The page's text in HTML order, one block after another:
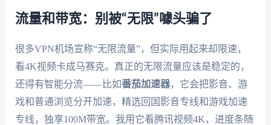
流量和带宽：别被“无限”噱头骗了
很多VPN机场宣称“无限流量”，但实际用起来却限速，
看4K视频卡成马赛克。真正的无限流量应该是稳定的，
还得有智能分流——比如番茄加速器，它会把影音、游
戏和普通浏览分开加速，精选回国影音专线和游戏加速
专线，独享100M带宽。我用它看腾讯视频4K，进度条随